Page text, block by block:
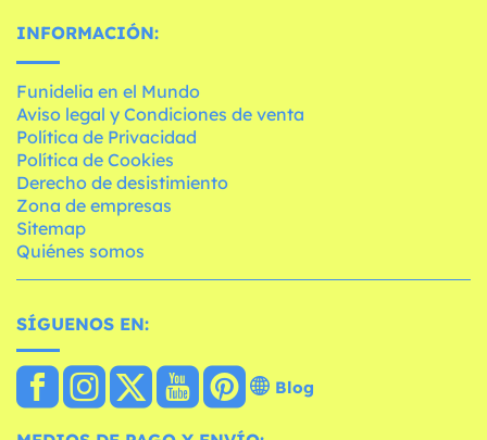
INFORMACIÓN:
Funidelia en el Mundo
Aviso legal y Condiciones de venta
Política de Privacidad
Política de Cookies
Derecho de desistimiento
Zona de empresas
Sitemap
Quiénes somos
SÍGUENOS EN:
Blog